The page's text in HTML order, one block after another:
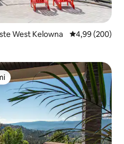
West Kelowna Priemerné
4,99 (200)